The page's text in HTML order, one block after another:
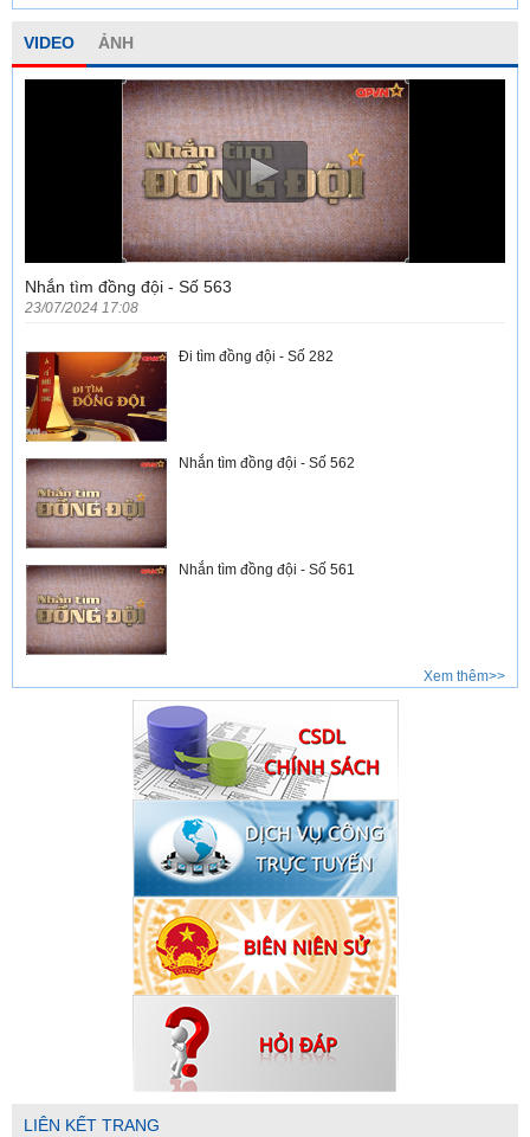
VIDEO ẢNH
Nhắn tìm đồng đội - Số 563
23/07/2024 17:08
Đi tìm đồng đội - Số 282
Nhắn tìm đồng đội - Số 562
Nhắn tìm đồng đội - Số 561
Xem thêm>>
LIÊN KẾT TRANG